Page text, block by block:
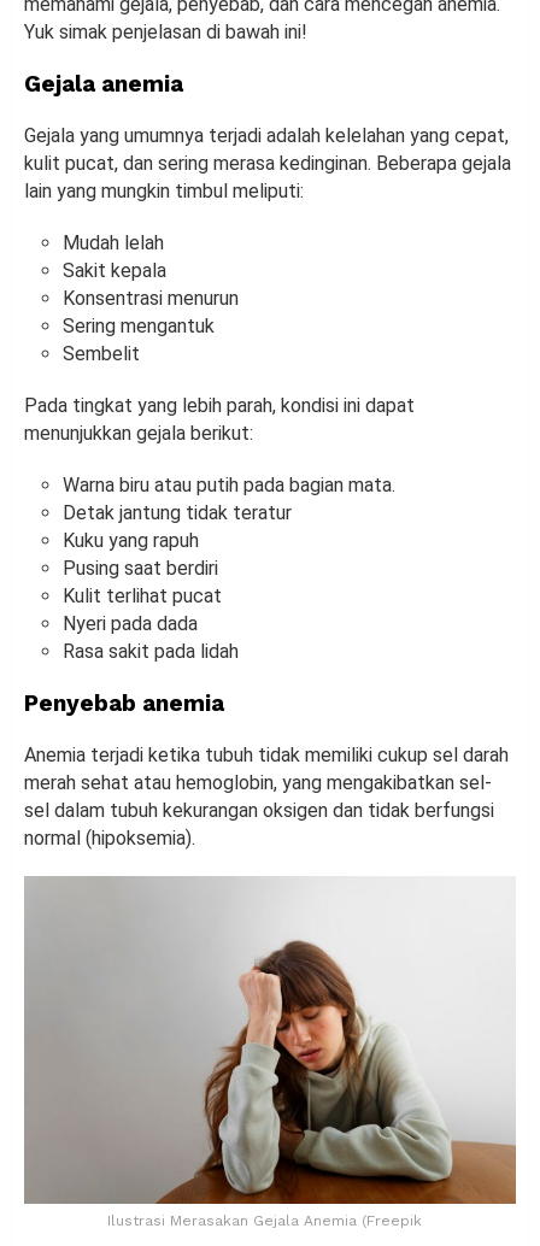
Yuk simak penjelasan di bawah ini!
Gejala anemia
Gejala yang umumnya terjadi adalah kelelahan yang cepat,
kulit pucat, dan sering merasa kedinginan. Beberapa gejala
lain yang mungkin timbul meliputi:
Mudah lelah
Sakit kepala
Konsentrasi menurun
Sering mengantuk
Sembelit
Pada tingkat yang lebih parah, kondisi ini dapat
menunjukkan gejala berikut:
Warna biru atau putih pada bagian mata.
Detak jantung tidak teratur
Kuku yang rapuh
Pusing saat berdiri
Kulit terlihat pucat
Nyeri pada dada
Rasa sakit pada lidah
Penyebab anemia
Anemia terjadi ketika tubuh tidak memiliki cukup sel darah
merah sehat atau hemoglobin, yang mengakibatkan sel-
sel dalam tubuh kekurangan oksigen dan tidak berfungsi
normal (hipoksemia).
Ilustrasi Merasakan Gejala Anemia (Freepik